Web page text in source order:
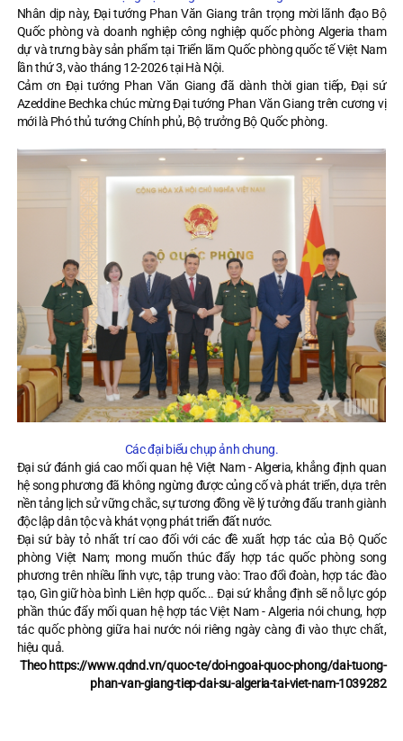
Nhân dịp này, Đại tướng Phan Văn Giang trân trọng mời lãnh đạo Bộ
Quốc phòng và doanh nghiệp công nghiệp quốc phòng Algeria tham
dự và trưng bày sản phẩm tại Triển lãm Quốc phòng quốc tế Việt Nam
lần thứ 3, vào tháng 12-2026 tại Hà Nội.
Cảm ơn Đại tướng Phan Văn Giang đã dành thời gian tiếp, Đại sứ
Azeddine Bechka chúc mừng Đại tướng Phan Văn Giang trên cương vị
mới là Phó thủ tướng Chính phủ, Bộ trưởng Bộ Quốc phòng.
Các đại biểu chụp ảnh chung.
Đại sứ đánh giá cao mối quan hệ Việt Nam - Algeria, khẳng định quan
hệ song phương đã không ngừng được củng cố và phát triển, dựa trên
nền tảng lịch sử vững chắc, sự tương đồng về lý tưởng đấu tranh giành
độc lập dân tộc và khát vọng phát triển đất nước.
Đại sứ bày tỏ nhất trí cao đối với các đề xuất hợp tác của Bộ Quốc
phòng Việt Nam; mong muốn thúc đẩy hợp tác quốc phòng song
phương trên nhiều lĩnh vực, tập trung vào: Trao đổi đoàn, hợp tác đào
tạo, Gìn giữ hòa bình Liên hợp quốc... Đại sứ khẳng định sẽ nỗ lực góp
phần thúc đẩy mối quan hệ hợp tác Việt Nam - Algeria nói chung, hợp
tác quốc phòng giữa hai nước nói riêng ngày càng đi vào thực chất,
hiệu quả.
Theo https://www.qdnd.vn/quoc-te/doi-ngoai-quoc-phong/dai-tuong-
phan-van-giang-tiep-dai-su-algeria-tai-viet-nam-1039282